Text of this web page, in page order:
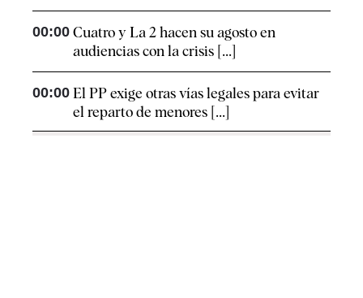
00:00 Cuatro y La 2 hacen su agosto en
audiencias con la crisis [...]
00:00 El PP exige otras vías legales para evitar
el reparto de menores [...]